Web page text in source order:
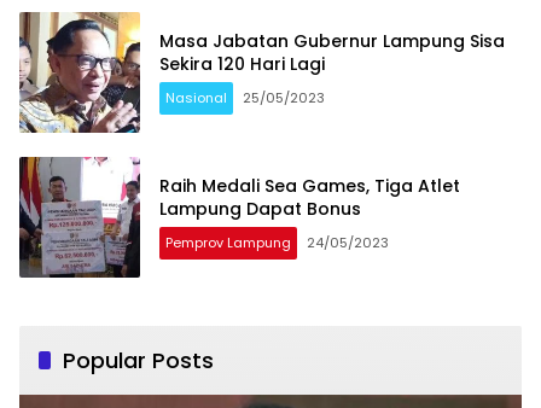
Masa Jabatan Gubernur Lampung Sisa
Sekira 120 Hari Lagi
Nasional 25/05/2023
Raih Medali Sea Games, Tiga Atlet
Lampung Dapat Bonus
Pemprov Lampung 24/05/2023
Popular Posts